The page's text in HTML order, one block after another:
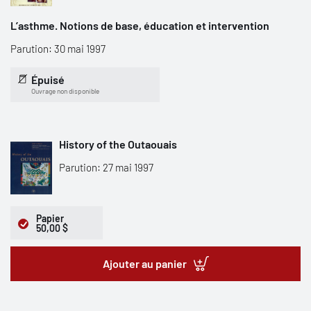
L’asthme. Notions de base, éducation et intervention
Parution: 30 mai 1997
Épuisé
Ouvrage non disponible
History of the Outaouais
Parution: 27 mai 1997
Papier
50,00 $
Ajouter au panier